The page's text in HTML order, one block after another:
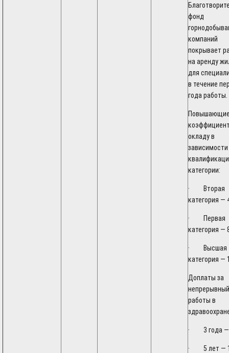
фонд
компаний
покрывает
на аренду
для
в течение
года работы.
окладу в
категории:
· Вторая
категория —
· Первая
категория —
· Высшая
категория —
Доплаты за
работы в
· 3 года —
· 5 лет —